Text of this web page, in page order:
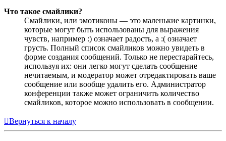
Что такое смайлики?
Смайлики, или эмотиконы — это маленькие картинки,
которые могут быть использованы для выражения
чувств, например :) означает радость, а :( означает
грусть. Полный список смайликов можно увидеть в
форме создания сообщений. Только не перестарайтесь,
используя их: они легко могут сделать сообщение
нечитаемым, и модератор может отредактировать ваше
сообщение или вообще удалить его. Администратор
конференции также может ограничить количество
смайликов, которое можно использовать в сообщении.
Вернуться к началу